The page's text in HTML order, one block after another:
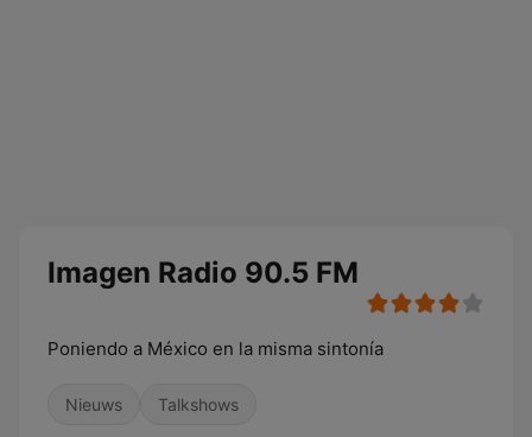
Imagen Radio 90.5 FM
Poniendo a México en la misma sintonía
Nieuws Talkshows